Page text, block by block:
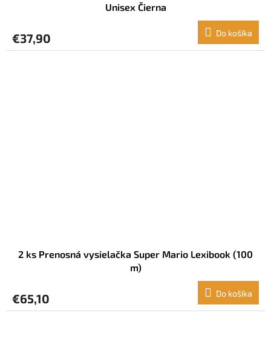
Unisex Čierna
€37,90 Do košíka
2 ks Prenosná vysielačka Super Mario Lexibook (100
m)
€65,10 Do košíka